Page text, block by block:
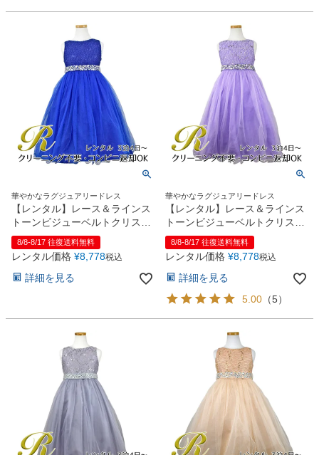
華やかなラグジュアリードレス
【レンタル】レース＆ラインス
トーンビジューベルトクリスタ
ルチュール子供ドレス
(MBK340)ロイヤルブルー
8/8-8/17 往復送料無料
レンタル価格 ¥8,778税込
詳細を見る
華やかなラグジュアリードレス
【レンタル】レース＆ラインス
トーンビジューベルトクリスタ
ルチュール子供ドレス
(MBK340)ライラック
8/8-8/17 往復送料無料
レンタル価格 ¥8,778税込
詳細を見る
5.00 （5）